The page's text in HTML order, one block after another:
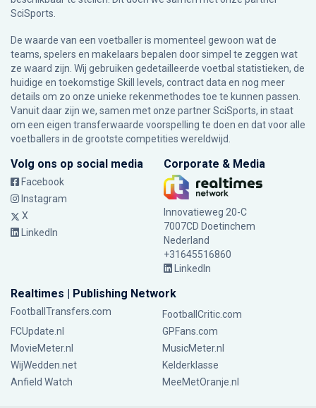
SciSports
De waarde van een voetballer is momenteel gewoon wat de
teams, spelers en makelaars bepalen door simpel te zeggen wat
ze waard zijn. Wij gebruiken gedetailleerde voetbal statistieken, de
huidige en toekomstige Skill levels, contract data en nog meer
details om zo onze unieke rekenmethodes toe te kunnen passen.
Vanuit daar zijn we, samen met onze partner SciSports, in staat
om een eigen transferwaarde voorspelling te doen en dat voor alle
voetballers in de grootste competities wereldwijd.
Volg ons op social media
Facebook
Instagram
X
LinkedIn
Corporate & Media
Innovatieweg 20-C
7007CD Doetinchem
Nederland
+31645516860
LinkedIn
Realtimes | Publishing Network
FootballTransfers.com
FootballCritic.com
FCUpdate.nl
GPFans.com
MovieMeter.nl
MusicMeter.nl
WijWedden.net
Kelderklasse
Anfield Watch
MeeMetOranje.nl